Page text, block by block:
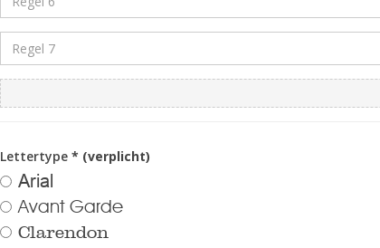
Lettertype * (verplicht)
Arial
Avant Garde
Clarendon